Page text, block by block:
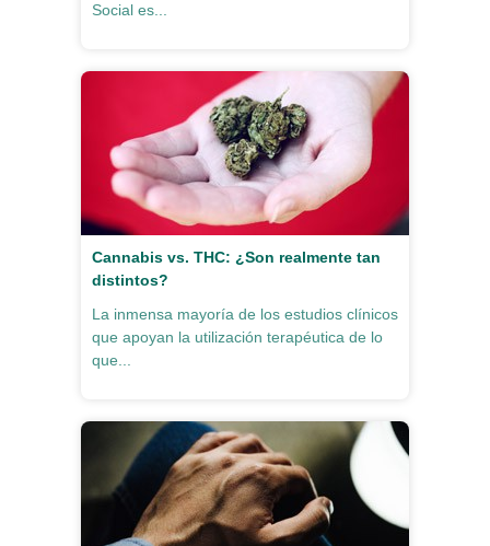
Social es...
Cannabis vs. THC: ¿Son realmente tan
distintos?
La inmensa mayoría de los estudios clínicos
que apoyan la utilización terapéutica de lo
que...